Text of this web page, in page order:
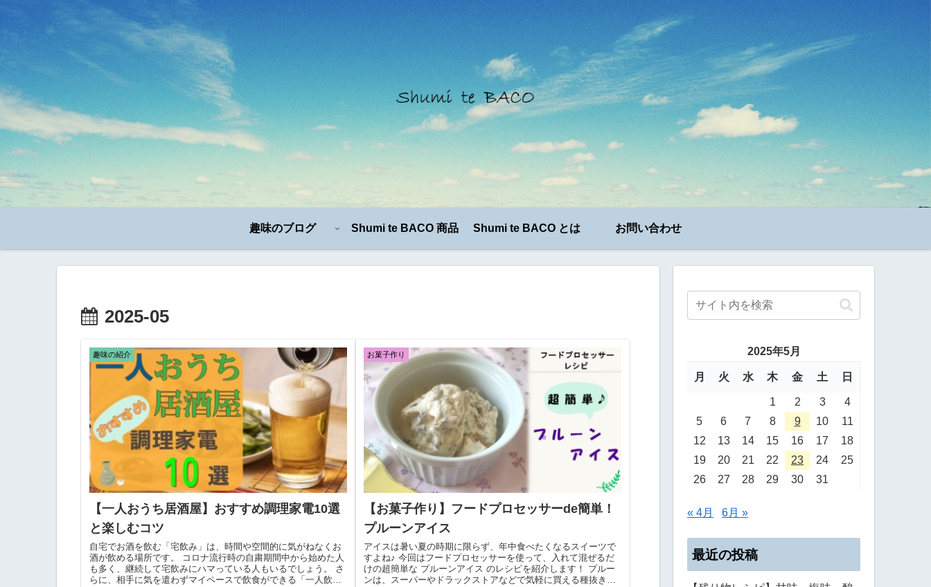
趣味のブログ Shumi te BACO 商品 Shumi te BACO とは お問い合わせ
2025-05
趣味の紹介
【一人おうち居酒屋】おすすめ調理家電10選
と楽しむコツ
自宅でお酒を飲む「宅飲み」は、時間や空間的に気がねなくお
酒が飲める場所です。 コロナ流行時の自粛期間中から始めた人
も多く、継続して宅飲みにハマっている人もいるでしょう。 さ
らに、相手に気を遣わずマイペースで飲食ができる「一人飲
お菓子作り
【お菓子作り】フードプロセッサーde簡単！
プルーンアイス
アイスは暑い夏の時期に限らず、年中食べたくなるスイーツで
すよね♪ 今回はフードプロセッサーを使って、入れて混ぜるだ
けの超簡単な プルーンアイス のレシピを紹介します！ プルー
ンは、スーパーやドラックストアなどで気軽に買える種抜きの
2025年5月
月 火 水 木 金 土 日
1 2 3
4
5
6 7 8 9 10
11
12
13 14 15 16 17
18
19
20 21 22 23 24
25
26
27 28 29 30 31
« 4月 6月 »
最近の投稿